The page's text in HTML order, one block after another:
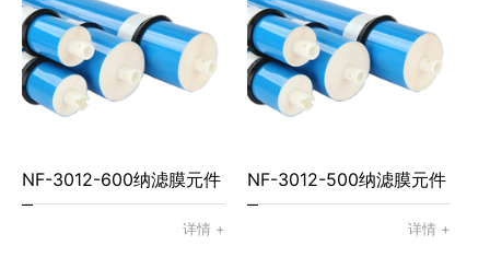
NF-3012-600纳滤膜元件
详情 +
NF-3012-500纳滤膜元件
详情 +